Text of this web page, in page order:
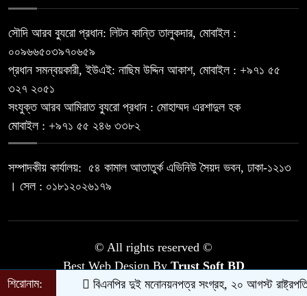
সৌদি আরব ব্যুরো প্রধান: লিটন কান্তি তালুকদার, মোবাইল :
০০৯৬৬৫০৩৯৭০৬৫৯
প্রধান সমন্বয়কারী, ইউএই: নাছিম উদ্দিন আকাশ, মোবাইল : ‪+৯৭১ ৫৫
৩২৭ ২০৫১‬
সংযুক্ত আরব আমিরাত ব্যুরো প্রধান : মোহাম্মদ এরশাদুল হক
মোবাইল : +৯৭১ ৫৫ ২৪৬ ৩৩৮২
সম্পাদকীয় কার্যালয়: ৫৪ কামাল আতাতুর্ক এভিনিউ সৈয়দ ভবন, ঢাকা-১২১৩
। সেল : ০১৮১২০২৬১৭৯
© All rights reserved ©
Best Web Design By Trust Soft BD
শিরোনাম:
বিএনপির দুই মনোনয়নপত্র সংগ্রহ, ২০ আগস্ট রাষ্ট্রপতি